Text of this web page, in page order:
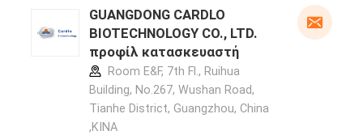
GUANGDONG CARDLO
BIOTECHNOLOGY CO., LTD.
προφίλ κατασκευαστή
Room E&F, 7th Fl., Ruihua
Building, No.267, Wushan Road,
Tianhe District, Guangzhou, China
,ΚΙΝΑ